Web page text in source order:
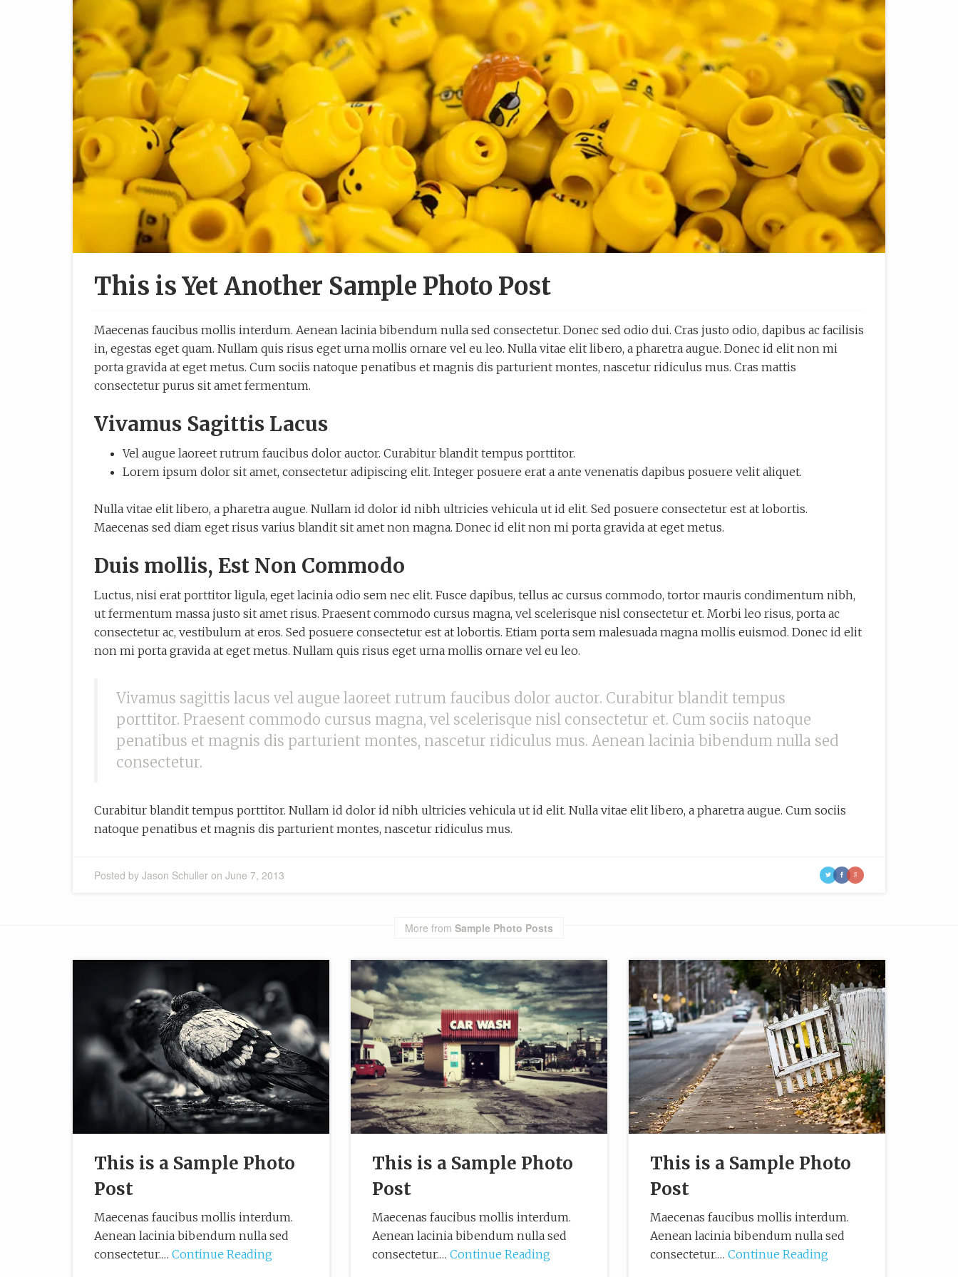
This is Yet Another Sample Photo Post
Maecenas faucibus mollis interdum. Aenean lacinia bibendum nulla sed consectetur. Donec sed odio dui. Cras justo odio, dapibus ac facilisis
in, egestas eget quam. Nullam quis risus eget urna mollis ornare vel eu leo. Nulla vitae elit libero, a pharetra augue. Donec id elit non mi
porta gravida at eget metus. Cum sociis natoque penatibus et magnis dis parturient montes, nascetur ridiculus mus. Cras mattis
consectetur purus sit amet fermentum.
Vivamus Sagittis Lacus
Vel augue laoreet rutrum faucibus dolor auctor. Curabitur blandit tempus porttitor.
Lorem ipsum dolor sit amet, consectetur adipiscing elit. Integer posuere erat a ante venenatis dapibus posuere velit aliquet.
Nulla vitae elit libero, a pharetra augue. Nullam id dolor id nibh ultricies vehicula ut id elit. Sed posuere consectetur est at lobortis.
Maecenas sed diam eget risus varius blandit sit amet non magna. Donec id elit non mi porta gravida at eget metus.
Duis mollis, Est Non Commodo
Luctus, nisi erat porttitor ligula, eget lacinia odio sem nec elit. Fusce dapibus, tellus ac cursus commodo, tortor mauris condimentum nibh,
ut fermentum massa justo sit amet risus. Praesent commodo cursus magna, vel scelerisque nisl consectetur et. Morbi leo risus, porta ac
consectetur ac, vestibulum at eros. Sed posuere consectetur est at lobortis. Etiam porta sem malesuada magna mollis euismod. Donec id elit
non mi porta gravida at eget metus. Nullam quis risus eget urna mollis ornare vel eu leo.
Vivamus sagittis lacus vel augue laoreet rutrum faucibus dolor auctor. Curabitur blandit tempus
porttitor. Praesent commodo cursus magna, vel scelerisque nisl consectetur et. Cum sociis natoque
penatibus et magnis dis parturient montes, nascetur ridiculus mus. Aenean lacinia bibendum nulla sed
consectetur.
Curabitur blandit tempus porttitor. Nullam id dolor id nibh ultricies vehicula ut id elit. Nulla vitae elit libero, a pharetra augue. Cum sociis
natoque penatibus et magnis dis parturient montes, nascetur ridiculus mus.
Posted by Jason Schulleron June 7, 2013 t f g
More from Sample Photo Posts
This is a Sample Photo
Post
Maecenas faucibus mollis interdum.
Aenean lacinia bibendum nulla sed
consectetur.… Continue Reading
This is a Sample Photo
Post
Maecenas faucibus mollis interdum.
Aenean lacinia bibendum nulla sed
consectetur.… Continue Reading
This is a Sample Photo
Post
Maecenas faucibus mollis interdum.
Aenean lacinia bibendum nulla sed
consectetur.… Continue Reading